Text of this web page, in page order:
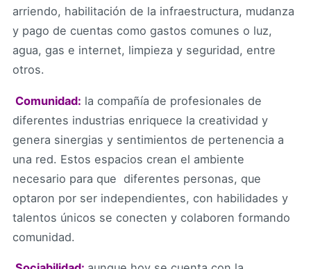
arriendo, habilitación de la infraestructura, mudanza
y pago de cuentas como gastos comunes o luz,
agua, gas e internet, limpieza y seguridad, entre
otros.
Comunidad: la compañía de profesionales de
diferentes industrias enriquece la creatividad y
genera sinergias y sentimientos de pertenencia a
una red. Estos espacios crean el ambiente
necesario para que diferentes personas, que
optaron por ser independientes, con habilidades y
talentos únicos se conecten y colaboren formando
comunidad.